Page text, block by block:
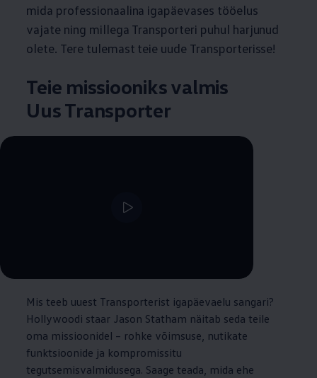
mida professionaalina igapäevases tööelus
vajate ning millega Transporteri puhul harjunud
olete. Tere tulemast teie uude Transporterisse!
Teie missiooniks valmis
Uus Transporter
Remaining time, --:--
Mis teeb uuest Transporterist igapäevaelu sangari?
Hollywoodi staar Jason Statham näitab seda teile
oma missioonidel – rohke võimsuse, nutikate
funktsioonide ja kompromissitu
tegutsemisvalmidusega. Saage teada, mida ehe